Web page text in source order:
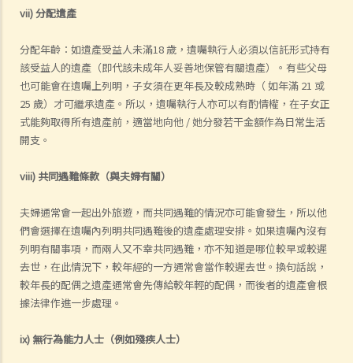
vii) 分配遺產
分配年齡：如遺產受益人未滿18 歲，遺囑執行人必須以信託形式持有
該受益人的遺產（即代該未成年人妥善地保管有關遺產）。有些父母
也可能會在遺囑上列明，子女須在更年長及較成熟時（ 如年滿 21 或
25 歲）才可繼承遺產。所以，遺囑執行人亦可以有酌情權，在子女正
式能夠取得所有遺產前，適當地向他 / 她分發若干金額作為日常生活
開支。
viii) 共同遇難條款（與夫婦有關）
夫婦通常會一起出外旅遊，而共同遇難的情況亦可能會發生，所以他
們會選擇在遺囑內列明共同遇難後的遺產處理安排。如果遺囑內沒有
列明有關事項，而兩人又不幸共同遇難，亦不知道是哪位較早或較遲
去世，在此情況下，較年經的一方通常會當作較遲去世。換句話說，
較年長的配偶之遺產通常會先傳給較年輕的配偶，而後者的遺產會根
據法律作進一步處理。
ix) 無行為能力人士（例如殘疾人士）